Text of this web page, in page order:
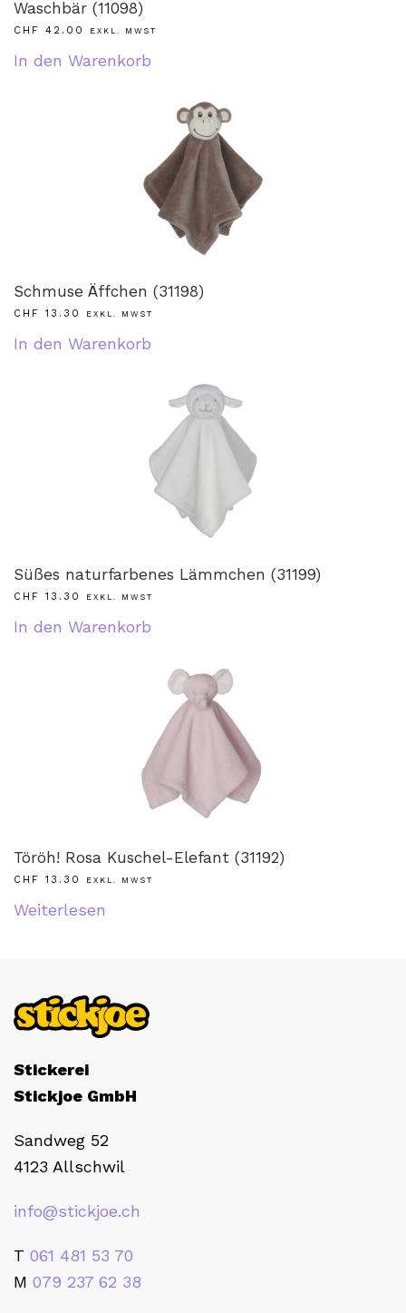
Waschbär (11098)
CHF 42.00 EXKL. MWST
In den Warenkorb
Schmuse Äffchen (31198)
CHF 13.30 EXKL. MWST
In den Warenkorb
Süßes naturfarbenes Lämmchen (31199)
CHF 13.30 EXKL. MWST
In den Warenkorb
Töröh! Rosa Kuschel-Elefant (31192)
CHF 13.30 EXKL. MWST
Weiterlesen
Stickerei
Stickjoe GmbH
Sandweg 52
4123 Allschwil
info@stickjoe.ch
T 061 481 53 70
M 079 237 62 38